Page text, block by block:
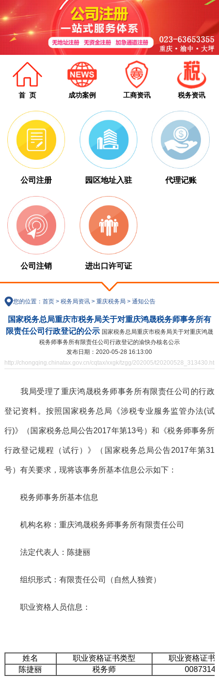
首 页 成功案例 工商资讯 税务资讯
公司注册 园区地址入驻 代理记账
公司注销 进出口许可证
您的位置： 首页> 税务局资讯> 重庆税务局 > 通知公告
国家税务总局重庆市税务局关于对重庆鸿晟税务师事务所有
限责任公司行政登记的公示 国家税务总局重庆市税务局关于对重庆鸿晟
税务师事务所有限责任公司行政登记的渝快办核名公示
发布日期：2020-05-28 16:13:00
http://chongqing.chinatax.gov.cn/cqtax/xxgk/tzgg/202005/
我局受理了重庆鸿晟税务师事务所有限责任公司的行政
登记资料。按照国家税务总局《涉税专业服务监管办法(试
行)》（国家税务总局公告2017年第13号）和《税务师事务所
行政登记规程（试行）》（国家税务总局公告2017年第31
号）有关要求，现将该事务所基本信息公示如下：
税务师事务所基本信息
机构名称：重庆鸿晟税务师事务所有限责任公司
法定代表人：陈捷丽
组织形式：有限责任公司（自然人独资）
职业资格人员信息：
姓名 职业资格证书类型
职业资格证书
陈捷丽
税务师 0087314